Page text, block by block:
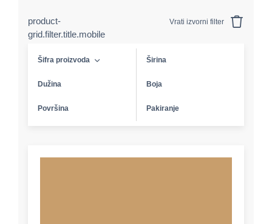
product-
grid.filter.title.mobile
Vrati izvorni filter
Šifra proizvoda Širina
Dužina Boja
Površina Pakiranje